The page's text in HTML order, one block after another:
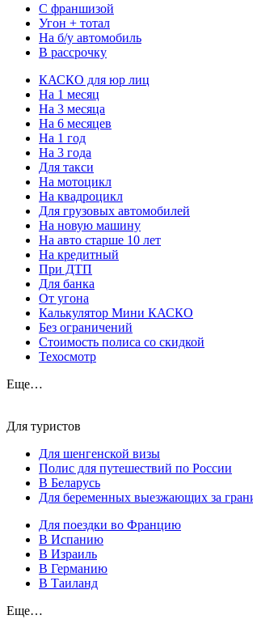
С франшизой
Угон + тотал
На б/у автомобиль
В рассрочку
КАСКО для юр лиц
На 1 месяц
На 3 месяца
На 6 месяцев
На 1 год
На 3 года
Для такси
На мотоцикл
На квадроцикл
Для грузовых автомобилей
На новую машину
На авто старше 10 лет
На кредитный
При ДТП
Для банка
От угона
Калькулятор Мини КАСКО
Без ограничений
Стоимость полиса со скидкой
Техосмотр
Еще…
Для туристов
Для шенгенской визы
Полис для путешествий по России
В Беларусь
Для беременных выезжающих за
Для поездки во Францию
В Испанию
В Израиль
В Германию
В Таиланд
Еще…